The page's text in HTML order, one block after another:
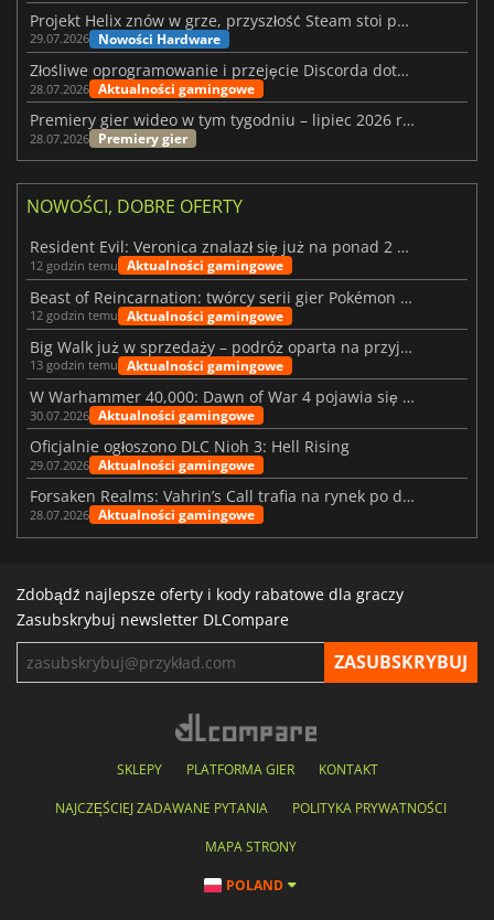
Projekt Helix znów w grze, przyszłość Steam stoi pod znakiem zapytania
29.07.2026 Nowości Hardware
Złośliwe oprogramowanie i przejęcie Discorda dotknęły Meccha Chameleon
28.07.2026 Aktualności gamingowe
Premiery gier wideo w tym tygodniu – lipiec 2026 r. (tydzień 31)
28.07.2026 Premiery gier
NOWOŚCI, DOBRE OFERTY
Resident Evil: Veronica znalazł się już na ponad 2 milionach list życzeń
12 godzin temu Aktualności gamingowe
Beast of Reincarnation: twórcy serii gier Pokémon wkraczają na nową ścieżkę
12 godzin temu Aktualności gamingowe
Big Walk już w sprzedaży – podróż oparta na przyjaźni
13 godzin temu Aktualności gamingowe
W Warhammer 40,000: Dawn of War 4 pojawia się frakcja Nekronów
30.07.2026 Aktualności gamingowe
Oficjalnie ogłoszono DLC Nioh 3: Hell Rising
29.07.2026 Aktualności gamingowe
Forsaken Realms: Vahrin’s Call trafia na rynek po dziesięciu latach prac
28.07.2026 Aktualności gamingowe
Zdobądź najlepsze oferty i kody rabatowe dla graczy
Zasubskrybuj newsletter DLCompare
SKLEPY PLATFORMA GIER KONTAKT
NAJCZĘŚCIEJ ZADAWANE PYTANIA POLITYKA PRYWATNOŚCI
MAPA STRONY
POLAND